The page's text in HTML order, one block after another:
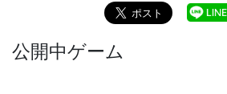
公開中ゲーム